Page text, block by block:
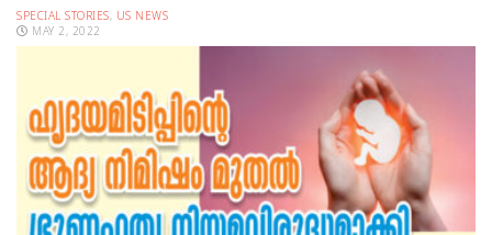
SPECIAL STORIES, US NEWS
MAY 2, 2022